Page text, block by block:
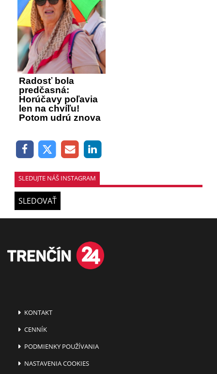
Radosť bola
predčasná:
Horúčavy poľavia
len na chvíľu!
Potom udrú znova
SLEDUJTE NÁŠ INSTAGRAM
SLEDOVAŤ
KONTAKT
CENNÍK
PODMIENKY POUŽÍVANIA
NASTAVENIA COOKIES